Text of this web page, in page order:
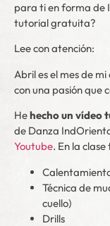
para ti en forma de
tutorial gratuita?
Lee con atención:
Abril es el mes de
con una pasión que
Hehecho un vídeo
de Danza
Youtube. En la
Técnica de
cuello)
Drills